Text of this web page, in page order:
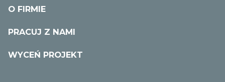
O FIRMIE
PRACUJ Z NAMI
WYCEŃ PROJEKT